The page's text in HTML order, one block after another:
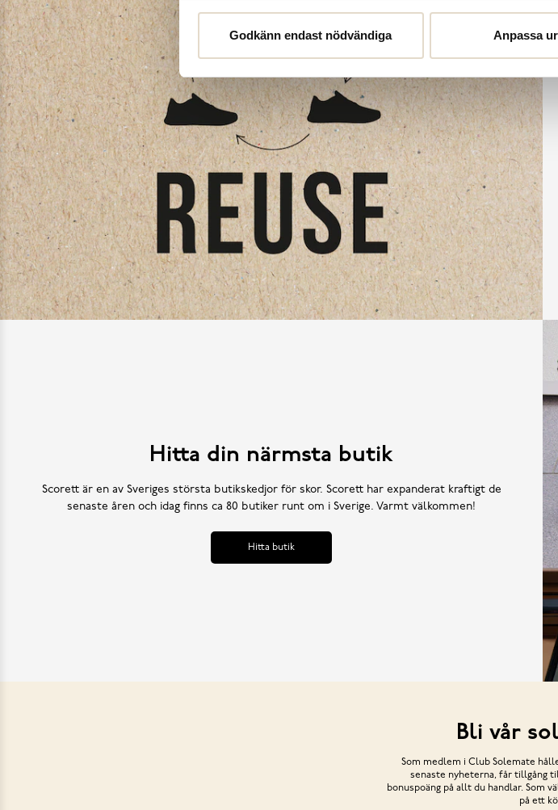
Godkänn endast nödvändiga Anpassa
Hitta din närmsta butik
Scorett är en av Sveriges största butikskedjor för skor. Scorett har expanderat kraftigt de
senaste åren och idag finns ca 80 butiker runt om i Sverige. Varmt välkommen!
Hitta butik
Bli vår
Som medlem i Club Solemate
senaste nyheterna, får tillgång
bonuspoäng på allt du handlar. Som
på ett